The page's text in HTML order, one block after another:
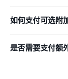
如何支付可选附
是否需要支付额